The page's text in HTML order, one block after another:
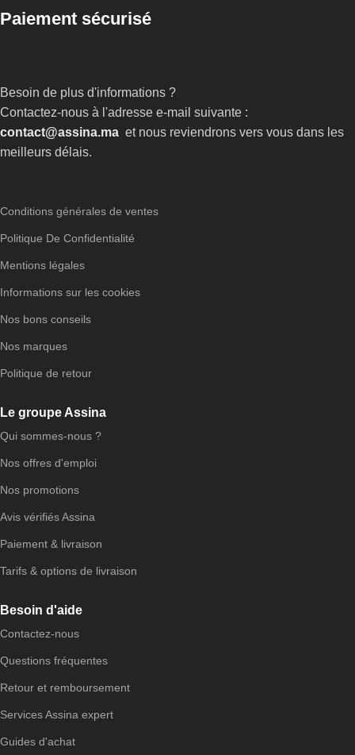
Besoin d'aide
Contactez-nous
Questions fréquentes
Retour et remboursement
Services Assina expert
Guides d'achat
Le groupe Assina
Qui sommes-nous ?
Nos offres d'emploi
Nos promotions
Avis vérifiés Assina
Paiement & livraison
Tarifs & options de livraison
Conditions générales de ventes
Politique De Confidentialité
Mentions légales
Informations sur les cookies
Nos bons conseils
Nos marques
Politique de retour
Paiement sécurisé
Besoin de plus d'informations ?
Contactez-nous à l'adresse e-mail suivante :
contact@assina.ma et nous reviendrons vers vous dans les
meilleurs délais.